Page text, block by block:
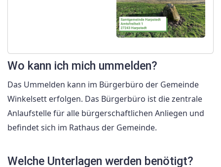
Wo kann ich mich ummelden?
Das Ummelden kann im Bürgerbüro der Gemeinde
Winkelsett erfolgen. Das Bürgerbüro ist die zentrale
Anlaufstelle für alle bürgerschaftlichen Anliegen und
befindet sich im Rathaus der Gemeinde.
Welche Unterlagen werden benötigt?